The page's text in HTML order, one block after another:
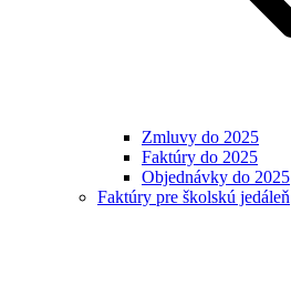
Zmluvy do 2025
Faktúry do 2025
Objednávky do 2025
Faktúry pre školskú jedáleň